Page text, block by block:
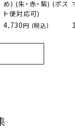
め) (朱・赤・紫) (ポス
ト便対応可)
4,730 (税込)